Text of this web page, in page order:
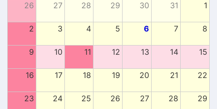
26 27 28 29 30 31 1
2 3 4 5 6 7 8
9 10 11 12 13 14 15
16 17 18 19 20 21 22
23 24 25 26 27 28 29